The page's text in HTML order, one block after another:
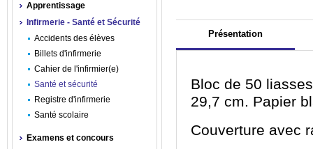
Présentation
Bloc de 50
29,7 cm. Papier
Couverture avec
Apprentissage
Infirmerie - Santé et Sécurité
Accidents des élèves
Billets d'infirmerie
Cahier de l'infirmier(e)
Santé et sécurité
Registre d'infirmerie
Santé scolaire
Examens et concours